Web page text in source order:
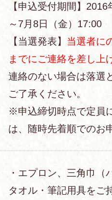
【申込受付期間】
～7月8日（金）17:00
【当選発表】 当選者に
までにご連絡を差し上
連絡のない場合は落選
ご了承ください。
※申込締切時点で定員
は、随時先着順でのお
・エプロン、三角巾（
タオル・筆記用具をご